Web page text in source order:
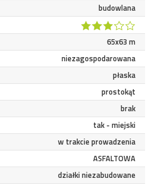
budowlana
65x63 m
niezagospodarowana
płaska
prostokąt
brak
tak - miejski
w trakcie prowadzenia
ASFALTOWA
działki niezabudowane